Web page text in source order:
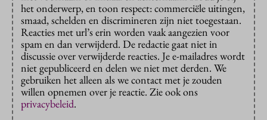
het onderwerp, en toon respect: commerciële uitingen,
smaad, schelden en discrimineren zijn niet toegestaan.
Reacties met url’s erin worden vaak aangezien voor
spam en dan verwijderd. De redactie gaat niet in
discussie over verwijderde reacties. Je e-mailadres wordt
niet gepubliceerd en delen we niet met derden. We
gebruiken het alleen als we contact met je zouden
willen opnemen over je reactie. Zie ook ons
privacybeleid.